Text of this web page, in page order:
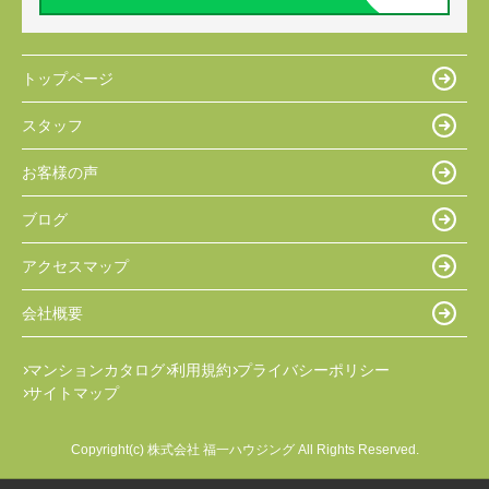
トップページ
スタッフ
お客様の声
ブログ
アクセスマップ
会社概要
マンションカタログ 利用規約 プライバシーポリシー
サイトマップ
Copyright(c) 株式会社 福一ハウジング All Rights Reserved.